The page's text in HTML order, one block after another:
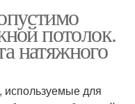
потолок.
натяжного
используемые для